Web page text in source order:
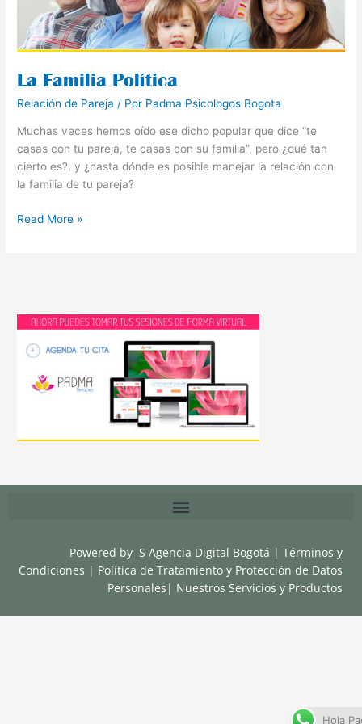
La Familia Política
Relación de Pareja / Por Padma Psicologos Bogota
Muchas veces hemos oído ese dicho popular que dice “te
casas con tu pareja, te casas con su familia”, pero ¿qué tan
cierto es?, y ¿hasta dónde es posible manejar la relación con
la familia de tu pareja?
Read More »
Powered by S Agencia Digital Bogotá |Términos y
Condiciones | Política de Tratamiento y Protección de Datos
Personales | Nuestros Servicios y Productos
Hola